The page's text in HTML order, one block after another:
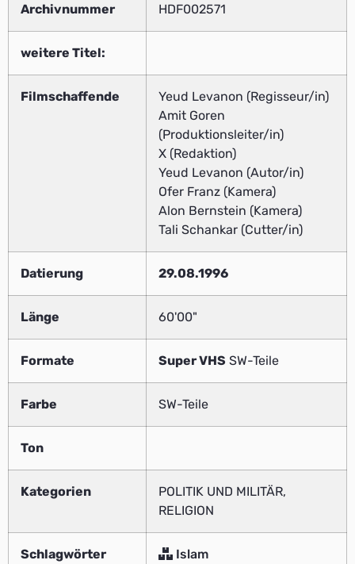
Archivnummer HDF002571
weitere Titel:
Filmschaffende
Yeud Levanon (Regisseur/in)
Amit Goren
(Produktionsleiter/in)
X (Redaktion)
Yeud Levanon (Autor/in)
Ofer Franz (Kamera)
Alon Bernstein (Kamera)
Tali Schankar (Cutter/in)
Datierung 29.08.1996
Länge 60'00"
Formate Super VHS SW-Teile
Farbe SW-Teile
Ton
Kategorien
POLITIK UND MILITÄR,
RELIGION
Schlagwörter
Islam